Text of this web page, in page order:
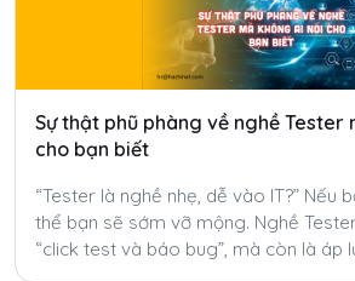
Sự thật phũ phàng về nghề Tester
cho bạn biết
“Tester là nghề nhẹ, dễ vào IT?” Nếu
thể bạn sẽ sớm vỡ mộng. Nghề
“click test và báo bug”, mà còn là áp